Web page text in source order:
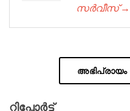
സർവീസ് →
റിപ്പോര്‍ട്ട്